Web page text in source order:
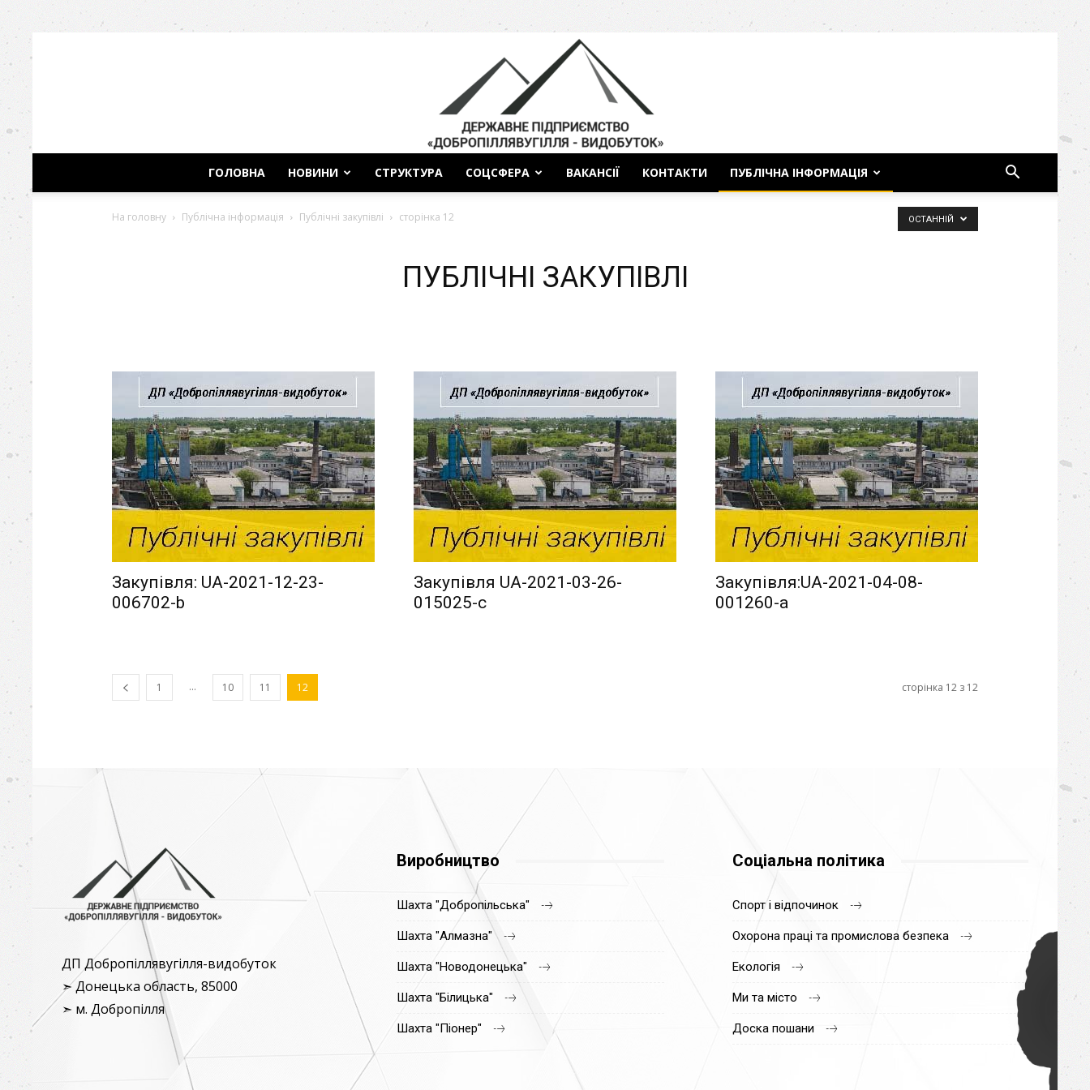
видобуток
ГОЛОВНА НОВИНИ СТРУКТУРА СОЦСФЕРА ВАКАНСІЇ КОНТАКТИ ПУБЛІЧНА ІНФОРМАЦІЯ
На головну Публічна інформація Публічні закупівлі сторінка 12
ПУБЛІЧНІ ЗАКУПІВЛІ
ОСТАННІЙ
Закупівля: UA-2021-12-23-
006702-b
Закупівля UA-2021-03-26-
015025-c
Закупівля:UA-2021-04-08-
001260-a
1 ... 10 11 12 сторінка 12 з 12
ДП Добропіллявугілля-видобуток
➣ Донецька область, 85000
➣ м. Добропілля
Виробництво
Шахта "Добропільська"
Шахта "Алмазна"
Шахта "Новодонецька"
Шахта "Білицька"
Шахта "Піонер"
Соціальна політика
Спорт і відпочинок
Охорона праці та промислова безпека
Екологія
Ми та місто
Доска пошани